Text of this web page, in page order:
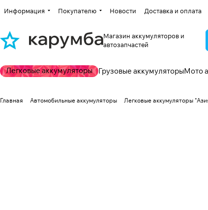
Информация Покупателю Новости Доставка и оплата
Магазин аккумуляторов и
автозапчастей
Легковые аккумуляторы Грузовые аккумуляторыМото
Главная Автомобильные аккумуляторы Легковые аккумуляторы